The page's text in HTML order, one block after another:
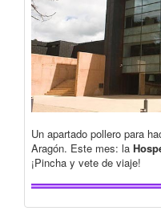
Un apartado pollero para
Aragón. Este mes: la
¡Pincha y vete de viaje!